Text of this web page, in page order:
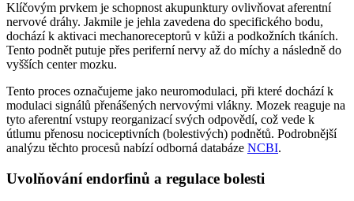
Klíčovým prvkem je schopnost akupunktury ovlivňovat aferentní
nervové dráhy. Jakmile je jehla zavedena do specifického bodu,
dochází k aktivaci mechanoreceptorů v kůži a podkožních tkáních.
Tento podnět putuje přes periferní nervy až do míchy a následně do
vyšších center mozku.
Tento proces označujeme jako neuromodulaci, při které dochází k
modulaci signálů přenášených nervovými vlákny. Mozek reaguje na
tyto aferentní vstupy reorganizací svých odpovědí, což vede k
útlumu přenosu nociceptivních (bolestivých) podnětů. Podrobnější
analýzu těchto procesů nabízí odborná databáze NCBI.
Uvolňování endorfinů a regulace bolesti